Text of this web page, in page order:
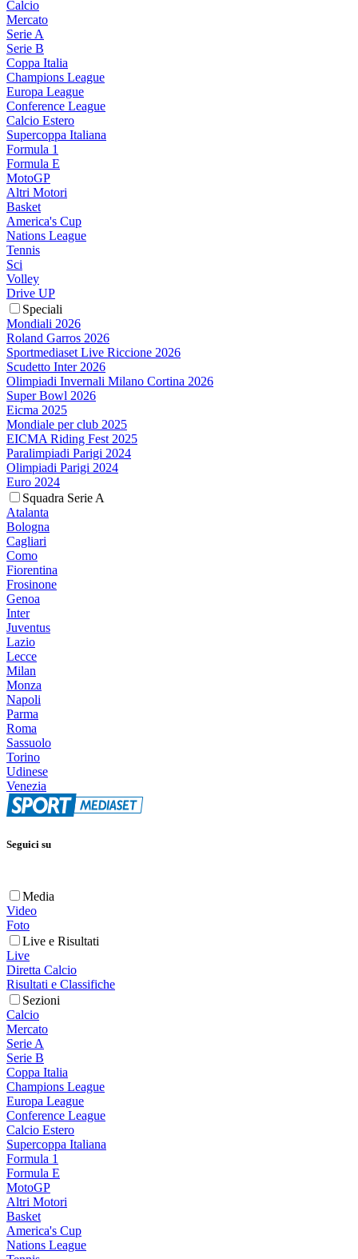
Calcio
Mercato
Serie A
Serie B
Coppa Italia
Champions League
Europa League
Conference League
Calcio Estero
Supercoppa Italiana
Formula 1
Formula E
MotoGP
Altri Motori
Basket
America's Cup
Nations League
Tennis
Sci
Volley
Drive UP
Speciali
Mondiali 2026
Roland Garros 2026
Sportmediaset Live Riccione 2026
Scudetto Inter 2026
Olimpiadi Invernali Milano Cortina 2026
Super Bowl 2026
Eicma 2025
Mondiale per club 2025
EICMA Riding Fest 2025
Paralimpiadi Parigi 2024
Olimpiadi Parigi 2024
Euro 2024
Squadra Serie A
Atalanta
Bologna
Cagliari
Como
Fiorentina
Frosinone
Genoa
Inter
Juventus
Lazio
Lecce
Milan
Monza
Napoli
Parma
Roma
Sassuolo
Torino
Udinese
Venezia
Seguici su
Media
Video
Foto
Live e Risultati
Live
Diretta Calcio
Risultati e Classifiche
Sezioni
Calcio
Mercato
Serie A
Serie B
Coppa Italia
Champions League
Europa League
Conference League
Calcio Estero
Supercoppa Italiana
Formula 1
Formula E
MotoGP
Altri Motori
Basket
America's Cup
Nations League